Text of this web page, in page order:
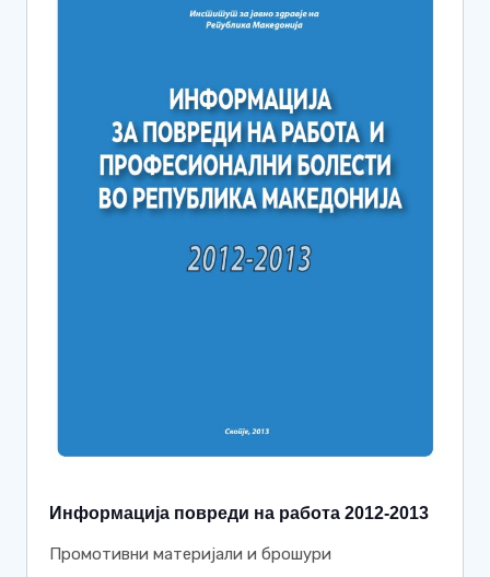
Информација повреди на работа 2012-2013
Промотивни материјали и брошури